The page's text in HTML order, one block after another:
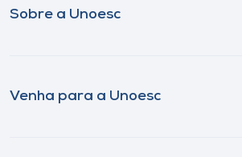
Sobre a Unoesc
Venha para a Unoesc